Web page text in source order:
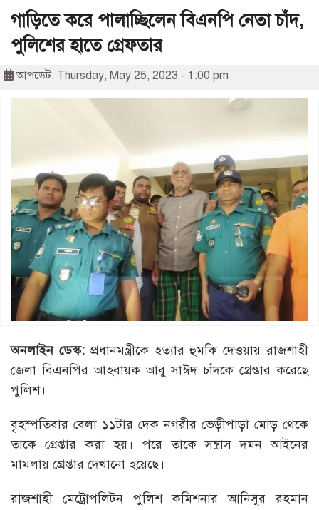
গাড়িতে করে পালাচ্ছিলেন বিএনপি নেতা চাঁদ,
পুলিশের হাতে গ্রেফতার
আপডেট: Thursday, May 25, 2023 - 1:00 pm
অনলাইন ডেস্ক: প্রধানমন্ত্রীকে হত্যার হুমকি দেওয়ায় রাজশাহী
জেলা বিএনপির আহবায়ক আবু সাঈদ চাঁদকে গ্রেপ্তার করেছে
পুলিশ।
বৃহস্পতিবার বেলা ১১টার দেক নগরীর ভেড়ীপাড়া মোড় থেকে
তাকে গ্রেপ্তার করা হয়। পরে তাকে সন্ত্রাস দমন আইনের
মামলায় গ্রেপ্তার দেখানো হয়েছে।
রাজশাহী মেট্রোপলিটন পুলিশ কমিশনার আনিসুর রহমান